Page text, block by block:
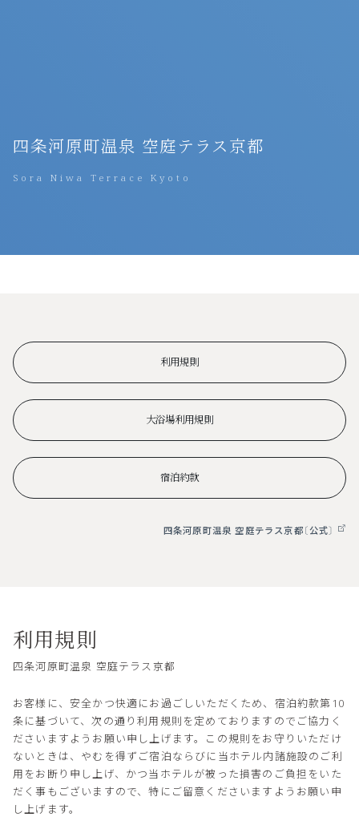
四条河原町温泉 空庭テラス京都
Sora Niwa Terrace Kyoto
利用規則
大浴場利用規則
宿泊約款
四条河原町温泉 空庭テラス京都〔公式〕
利用規則
四条河原町温泉 空庭テラス京都
お客様に、安全かつ快適にお過ごしいただくため、宿泊約款第10
条に基づいて、次の通り利用規則を定めておりますのでご協力く
ださいますようお願い申し上げます。この規則をお守りいただけ
ないときは、やむを得ずご宿泊ならびに当ホテル内諸施設のご利
用をお断り申し上げ、かつ当ホテルが被った損害のご負担をいた
だく事もございますので、特にご留意くださいますようお願い申
し上げます。